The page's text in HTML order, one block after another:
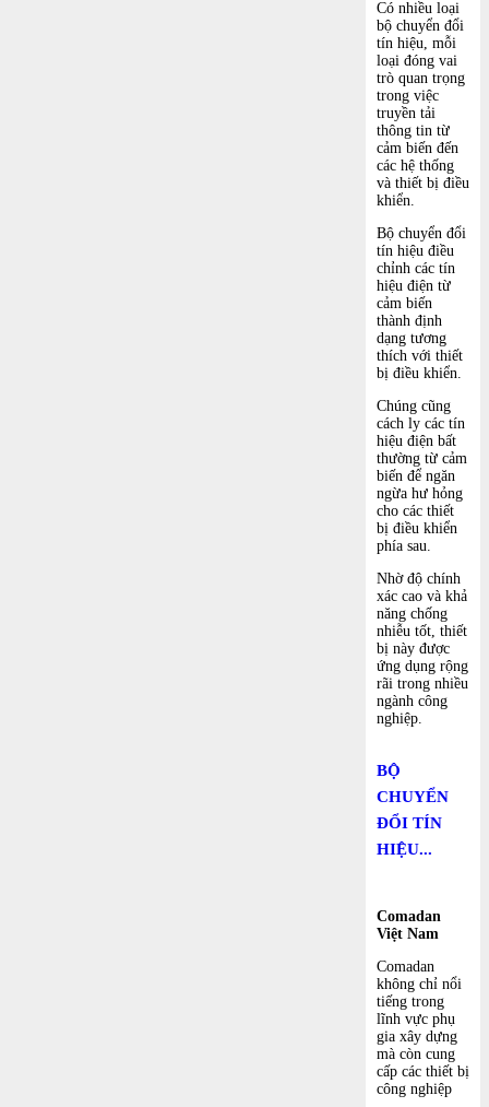
Có nhiều loại
bộ chuyển đổi
tín hiệu, mỗi
loại đóng vai
trò quan trọng
trong việc
truyền tải
thông tin từ
cảm biến đến
các hệ thống
và thiết bị điều
khiển.
Bộ chuyển đổi
tín hiệu điều
chỉnh các tín
hiệu điện từ
cảm biến
thành định
dạng tương
thích với thiết
bị điều khiển.
Chúng cũng
cách ly các tín
hiệu điện bất
thường từ cảm
biến để ngăn
ngừa hư hỏng
cho các thiết
bị điều khiển
phía sau.
Nhờ độ chính
xác cao và khả
năng chống
nhiễu tốt, thiết
bị này được
ứng dụng rộng
rãi trong nhiều
ngành công
nghiệp.
BỘ
CHUYỂN
ĐỔI TÍN
HIỆU...
Comadan
Việt Nam
Comadan
không chỉ nổi
tiếng trong
lĩnh vực phụ
gia xây dựng
mà còn cung
cấp các thiết bị
công nghiệp